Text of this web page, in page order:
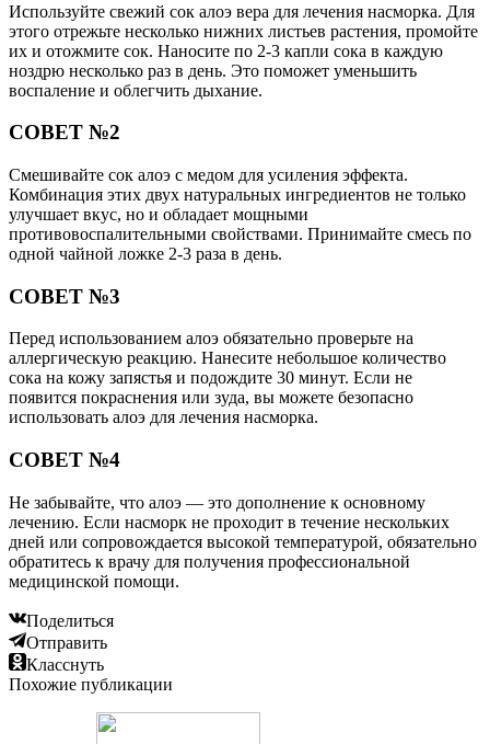
Используйте свежий сок алоэ вера для лечения насморка. Для
этого отрежьте несколько нижних листьев растения, промойте
их и отожмите сок. Наносите по 2-3 капли сока в каждую
ноздрю несколько раз в день. Это поможет уменьшить
воспаление и облегчить дыхание.
СОВЕТ №2
Смешивайте сок алоэ с медом для усиления эффекта.
Комбинация этих двух натуральных ингредиентов не только
улучшает вкус, но и обладает мощными
противовоспалительными свойствами. Принимайте смесь по
одной чайной ложке 2-3 раза в день.
СОВЕТ №3
Перед использованием алоэ обязательно проверьте на
аллергическую реакцию. Нанесите небольшое количество
сока на кожу запястья и подождите 30 минут. Если не
появится покраснения или зуда, вы можете безопасно
использовать алоэ для лечения насморка.
СОВЕТ №4
Не забывайте, что алоэ — это дополнение к основному
лечению. Если насморк не проходит в течение нескольких
дней или сопровождается высокой температурой, обязательно
обратитесь к врачу для получения профессиональной
медицинской помощи.
Поделиться
Отправить
Класснуть
Похожие публикации